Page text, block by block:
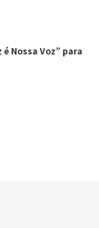
é Nossa Voz” para